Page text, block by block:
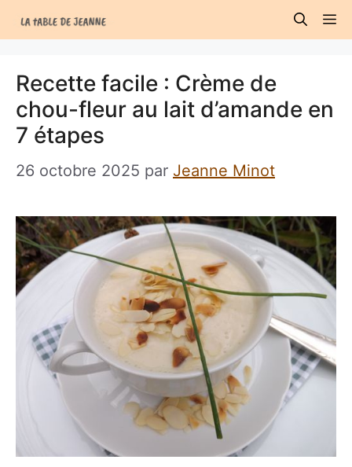
au
Recette facile : Crème de
chou-fleur au lait d’amande en
7 étapes
26 octobre 2025 par Jeanne Minot